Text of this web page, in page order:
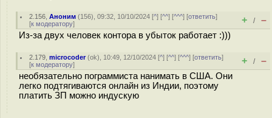
2.156 ,Аноним (156), 09:32, 10/10/2024 [^] [^^] [^^^] [ответить]
[к модератору] + / –
Из-за двух человек контора в убыток работает :)))
2.179 ,microcoder(ok), 10:49, 12/10/2024 [^] [^^] [^^^] [ответить]
[к модератору] + / –
необязательно пограммиста нанимать в США. Они
легко подтягиваются онлайн из Индии, поэтому
платить ЗП можно индускую